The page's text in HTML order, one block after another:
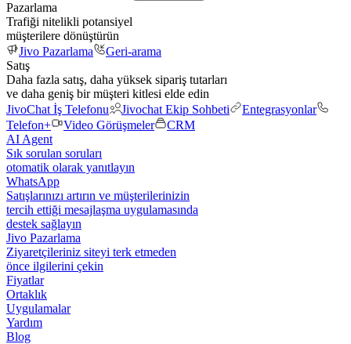
Pazarlama
Trafiği nitelikli potansiyel
müşterilere dönüştürün
Jivo Pazarlama
Geri-arama
Satış
Daha fazla satış, daha yüksek sipariş tutarları
ve daha geniş bir müşteri kitlesi elde edin
JivoChat İş Telefonu
Jivochat Ekip Sohbeti
Entegrasyonlar
Telefon+
Video Görüşmeler
CRM
AI Agent
Sık sorulan soruları
otomatik olarak yanıtlayın
WhatsApp
Satışlarınızı artırın ve müşterilerinizin
tercih ettiği mesajlaşma uygulamasında
destek sağlayın
Jivo Pazarlama
Ziyaretçileriniz siteyi terk etmeden
önce ilgilerini çekin
Fiyatlar
Ortaklık
Uygulamalar
Yardım
Blog